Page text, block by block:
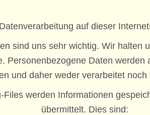
Datenverarbeitung auf dieser
sind uns sehr wichtig. Wir halten
Personenbezogene Daten werden
und daher weder verarbeitet noch
Files werden Informationen
übermittelt. Dies sind: